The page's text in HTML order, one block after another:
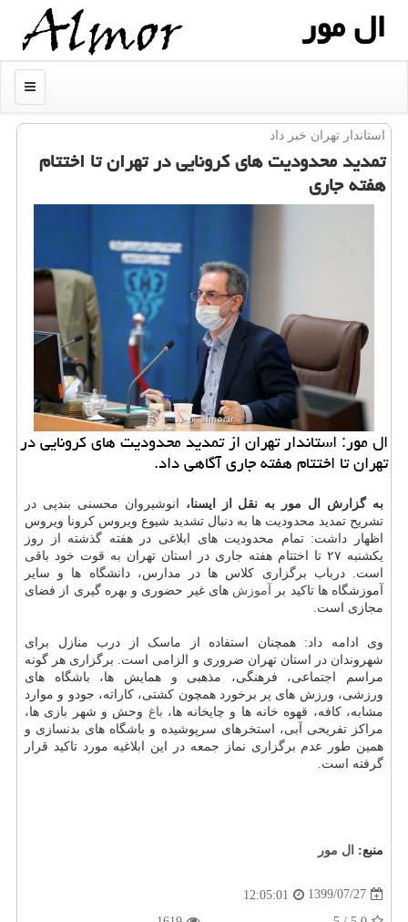
ال مور
منو
استاندار تهران خبر داد
تمدید محدودیت های كرونایی در تهران تا اختتام
هفته جاری
ال مور: استاندار تهران از تمدید محدودیت های كرونایی در
تهران تا اختتام هفته جاری آگاهی داد.
به گزارش ال مور به نقل از ایسنا،
انوشیروان محسنی بندپی در
تشریح تمدید محدودیت ها به دنبال تشدید شیوع ویروس کرونا ویروس
اظهار داشت: تمام محدودیت های ابلاغی در هفته گذشته از روز
یکشنبه ۲۷ تا اختتام هفته جاری در استان تهران به قوت خود باقی
است. درباب برگزاری کلاس ها در مدارس، دانشگاه ها و سایر
آموزشگاه ها تاکید بر
آموزش های غیر حضوری و بهره گیری از فضای
مجازی است.
وی ادامه داد: همچنان استفاده از ماسک از درب منازل برای
شهروندان در استان تهران ضروری و الزامی است. برگزاری هر گونه
مراسم اجتماعی، فرهنگی، مذهبی و همایش ها، باشگاه های
ورزشی، ورزش های پر برخورد همچون کشتی، کاراته، جودو و موارد
مشابه، کافه، قهوه خانه ها و چایخانه ها، باغ وحش و شهر بازی ها،
مراکز تفریحی آبی، استخرهای سرپوشیده و باشگاه های بدنسازی و
همین طور عدم برگزاری نماز جمعه در این ابلاغیه مورد تاکید قرار
گرفته است.
منبع: ال مور
1399/07/27
12:05:01